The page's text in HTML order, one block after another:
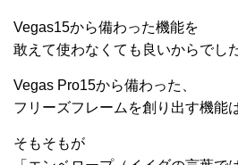
Vegas15から備わった機能を
敢えて使わなくても良いからでした
Vegas Pro15から備わった、
フリーズフレームを創り出す機能は
そもそもが